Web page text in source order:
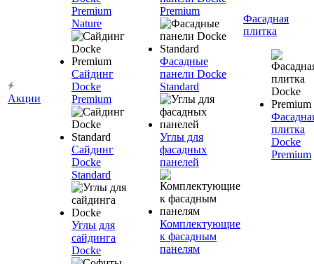
Акции
Premium
Nature
Сайдинг
Docke
Premium
Сайдинг
Docke
Standard
Углы для
сайдинга
Docke
Premium
Фасадные
панели Docke
Standard
Углы для
фасадных
панелей
Комплектующие
к фасадным
панелям
Фасадная
плитка
плитка
Docke
Premium